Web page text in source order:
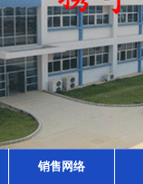
销售网络